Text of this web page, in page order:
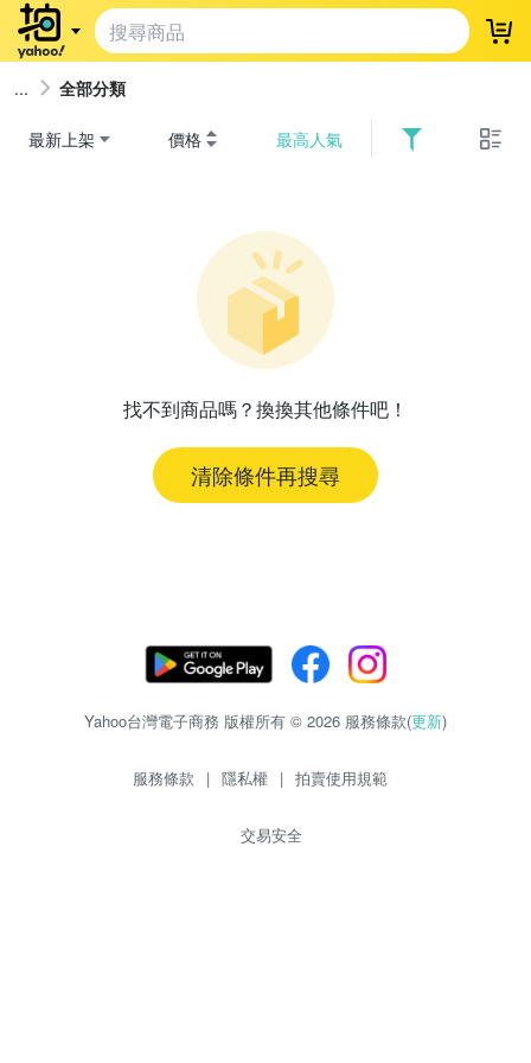
登
全部分類
最新上架 價格 最高人氣
找不到商品嗎？換換其他條件吧！
清除條件再搜尋
Yahoo台灣電子商務 版權所有 © 2026 服務條款(更新)
服務條款 | 隱私權 | 拍賣使用規範
交易安全